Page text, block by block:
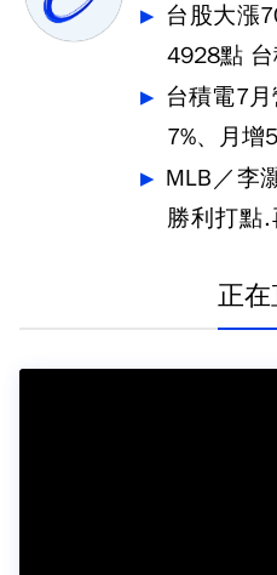
台股大漲
4928點
台積電7
7%、月增
MLB／李
勝利打點
正